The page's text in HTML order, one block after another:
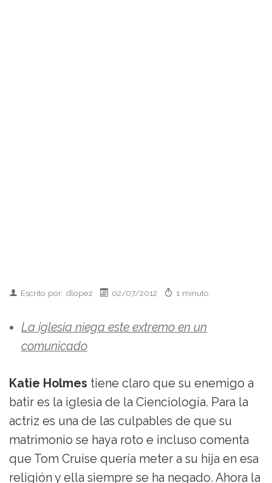
Escrito por: dlopez 02/07/2012 1 minuto
La iglesia niega este extremo en un
comunicado
Katie Holmes tiene claro que su enemigo a
batir es la iglesia de la Cienciología. Para la
actriz es una de las culpables de que su
matrimonio se haya roto e incluso comenta
que Tom Cruise quería meter a su hija en esa
religión y ella siempre se ha negado. Ahora la